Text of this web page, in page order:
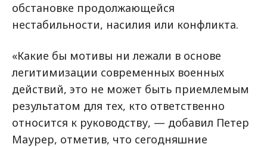
обстановке продолжающейся
нестабильности, насилия или конфликта.
«Какие бы мотивы ни лежали в основе
легитимизации современных военных
действий, это не может быть приемлемым
результатом для тех, кто ответственно
относится к руководству, — добавил Петер
Маурер, отметив, что сегодняшние